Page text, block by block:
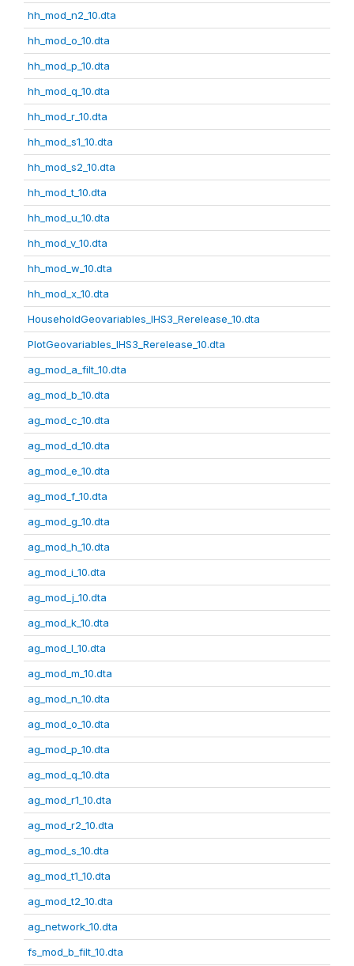
hh_mod_n2_10.dta
hh_mod_o_10.dta
hh_mod_p_10.dta
hh_mod_q_10.dta
hh_mod_r_10.dta
hh_mod_s1_10.dta
hh_mod_s2_10.dta
hh_mod_t_10.dta
hh_mod_u_10.dta
hh_mod_v_10.dta
hh_mod_w_10.dta
hh_mod_x_10.dta
HouseholdGeovariables_IHS3_Rerelease_10.dta
PlotGeovariables_IHS3_Rerelease_10.dta
ag_mod_a_filt_10.dta
ag_mod_b_10.dta
ag_mod_c_10.dta
ag_mod_d_10.dta
ag_mod_e_10.dta
ag_mod_f_10.dta
ag_mod_g_10.dta
ag_mod_h_10.dta
ag_mod_i_10.dta
ag_mod_j_10.dta
ag_mod_k_10.dta
ag_mod_l_10.dta
ag_mod_m_10.dta
ag_mod_n_10.dta
ag_mod_o_10.dta
ag_mod_p_10.dta
ag_mod_q_10.dta
ag_mod_r1_10.dta
ag_mod_r2_10.dta
ag_mod_s_10.dta
ag_mod_t1_10.dta
ag_mod_t2_10.dta
ag_network_10.dta
fs_mod_b_filt_10.dta